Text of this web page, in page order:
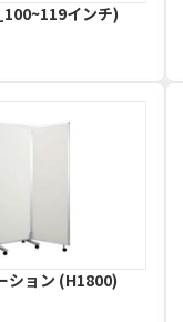
インチ)
ション (H1800)